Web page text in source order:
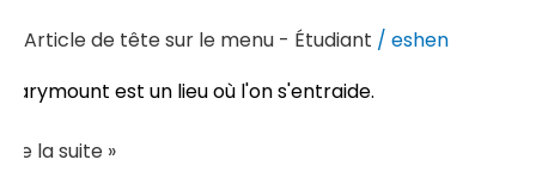
Article de tête sur le menu - Étudiant / eshen
Marymount est un lieu où l'on s'entraide.
Lire la suite »